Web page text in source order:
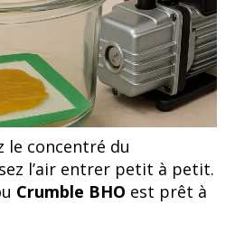
le concentré du
l’air entrer petit à petit.
Crumble BHO est prêt à